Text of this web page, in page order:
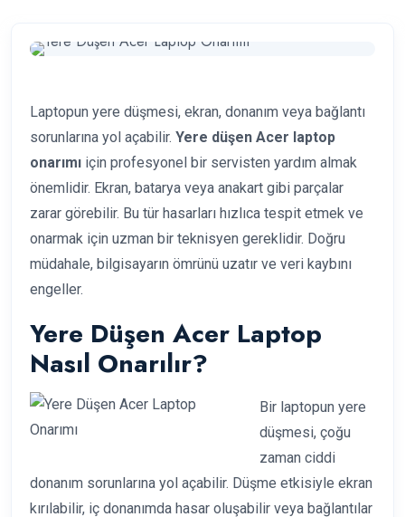
Laptopun yere düşmesi, ekran, donanım veya bağlantı
sorunlarına yol açabilir. Yere düşen Acer laptop
onarımı için profesyonel bir servisten yardım almak
önemlidir. Ekran, batarya veya anakart gibi parçalar
zarar görebilir. Bu tür hasarları hızlıca tespit etmek ve
onarmak için uzman bir teknisyen gereklidir. Doğru
müdahale, bilgisayarın ömrünü uzatır ve veri kaybını
engeller.
Yere Düşen Acer Laptop
Nasıl Onarılır?
Bir laptopun yere
düşmesi, çoğu
zaman ciddi
donanım sorunlarına yol açabilir. Düşme etkisiyle ekran
kırılabilir, iç donanımda hasar oluşabilir veya bağlantılar